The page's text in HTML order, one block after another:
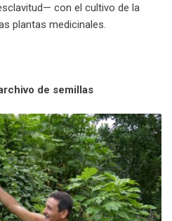
con el cultivo de la
plantas medicinales.
de semillas